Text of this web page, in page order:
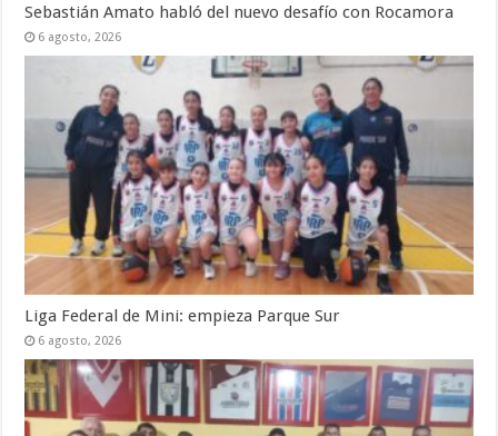
Sebastián Amato habló del nuevo desafío con Rocamora
6 agosto, 2026
Liga Federal de Mini: empieza Parque Sur
6 agosto, 2026